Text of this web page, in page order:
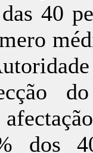
40
dos